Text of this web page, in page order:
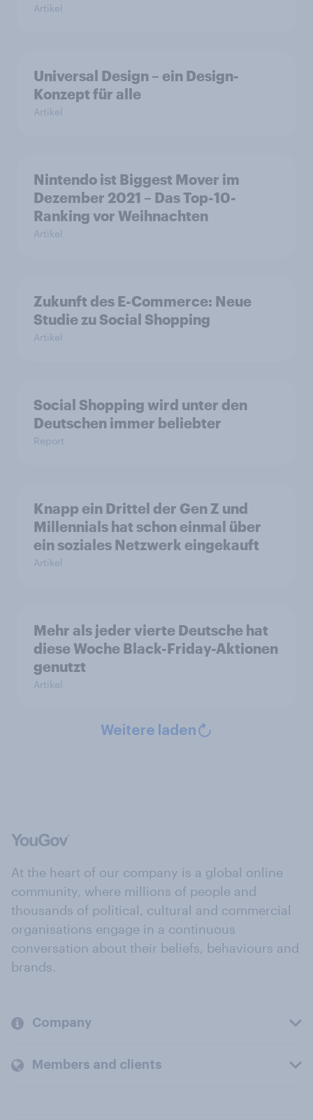
Artikel
Universal Design – ein Design-
Konzept für alle
Artikel
Nintendo ist Biggest Mover im
Dezember 2021 – Das Top-10-
Ranking vor Weihnachten
Artikel
Zukunft des E-Commerce: Neue
Studie zu Social Shopping
Artikel
Social Shopping wird unter den
Deutschen immer beliebter
Report
Knapp ein Drittel der Gen Z und
Millennials hat schon einmal über
ein soziales Netzwerk eingekauft
Artikel
Mehr als jeder vierte Deutsche hat
diese Woche Black-Friday-Aktionen
genutzt
Artikel
Weitere laden
At the heart of our company is a global online
community, where millions of people and
thousands of political, cultural and commercial
organisations engage in a continuous
conversation about their beliefs, behaviours and
brands.
Company
Members and clients